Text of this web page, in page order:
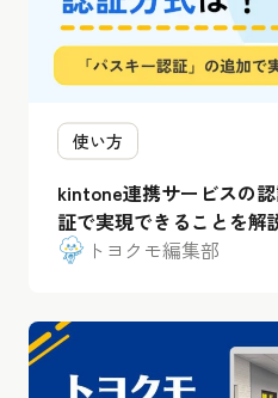
使い方
kintone連携サービスの
証で実現できることを解
トヨクモ編集部